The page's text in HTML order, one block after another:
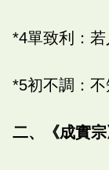
*4單致利：若
*5初不調：不
二、《成實